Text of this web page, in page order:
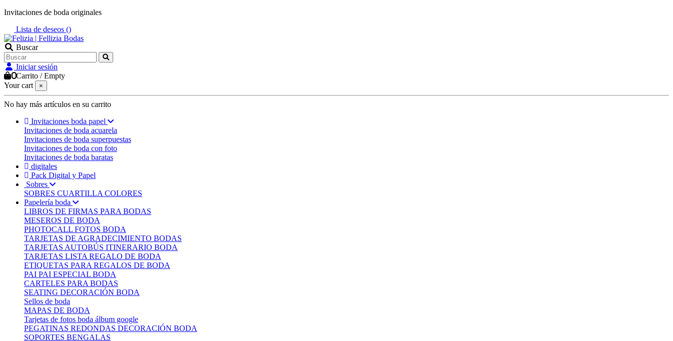
Invitaciones de boda originales
Lista de deseos ()
Buscar
Iniciar sesión
0Carrito /Empty
Your cart
×
No hay más artículos en su carrito
Invitaciones boda papel
Invitaciones de boda acuarela
Invitaciones de boda superpuestas
Invitaciones de boda con foto
Invitaciones de boda baratas
digitales
Pack Digital y Papel
Sobres
SOBRES CUARTILLA COLORES
Papelería boda
LIBROS DE FIRMAS PARA BODAS
MESEROS DE BODA
PHOTOCALL FOTOS BODA
TARJETAS DE AGRADECIMIENTO BODAS
TARJETAS AUTOBÚS ITINERARIO BODA
TARJETAS LISTA REGALO DE BODA
ETIQUETAS PARA REGALOS DE BODA
PAI PAI ESPECIAL BODA
CARTELES PARA BODAS
SEATING DECORACIÓN BODA
Sellos de boda
MAPAS DE BODA
Tarjetas de fotos boda álbum google
PEGATINAS REDONDAS DECORACIÓN BODA
SOPORTES BENGALAS